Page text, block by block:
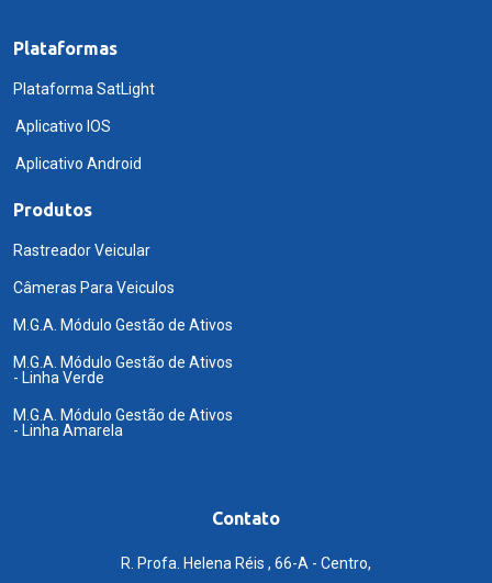
Plataformas
Plataforma SatLight
Aplicativo IOS
Aplicativo Android
Produtos
Rastreador Veicular
Câmeras Para Veiculos
M.G.A. Módulo Gestão de Ativos
M.G.A. Módulo Gestão de Ativos
- Linha Verde
M.G.A. Módulo Gestão de Ativos
- Linha Amarela
Contato
R. Profa. Helena Réis , 66-A - Centro,